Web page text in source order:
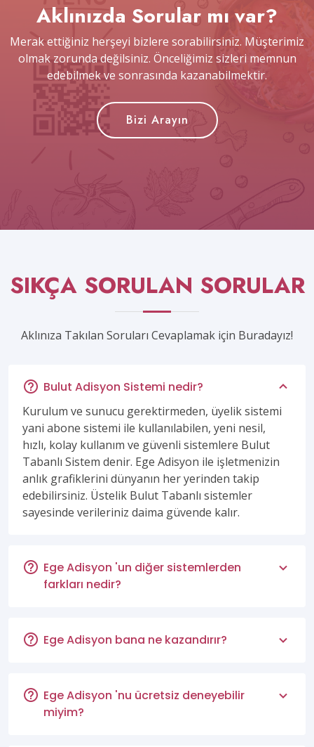
Aklınızda Sorular mı var?
Merak ettiğiniz herşeyi bizlere sorabilirsiniz. Müşterimiz
olmak zorunda değilsiniz. Önceliğimiz sizleri memnun
edebilmek ve sonrasında kazanabilmektir.
Bizi Arayın
SIKÇA SORULAN SORULAR
Aklınıza Takılan Soruları Cevaplamak için Buradayız!
Bulut Adisyon Sistemi nedir?
Kurulum ve sunucu gerektirmeden, üyelik sistemi
yani abone sistemi ile kullanılabilen, yeni nesil,
hızlı, kolay kullanım ve güvenli sistemlere Bulut
Tabanlı Sistem denir. Ege Adisyon ile işletmenizin
anlık grafiklerini dünyanın her yerinden takip
edebilirsiniz. Üstelik Bulut Tabanlı sistemler
sayesinde verileriniz daima güvende kalır.
Ege Adisyon 'un diğer sistemlerden
farkları nedir?
Ege Adisyon bana ne kazandırır?
Ege Adisyon 'nu ücretsiz deneyebilir
miyim?